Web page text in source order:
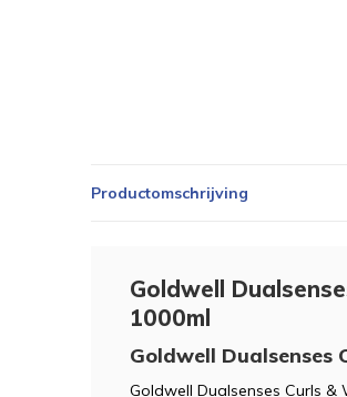
Productomschrijving
Goldwell
1000ml
Goldwell Dualsenses
Goldwell Dualsenses Curls